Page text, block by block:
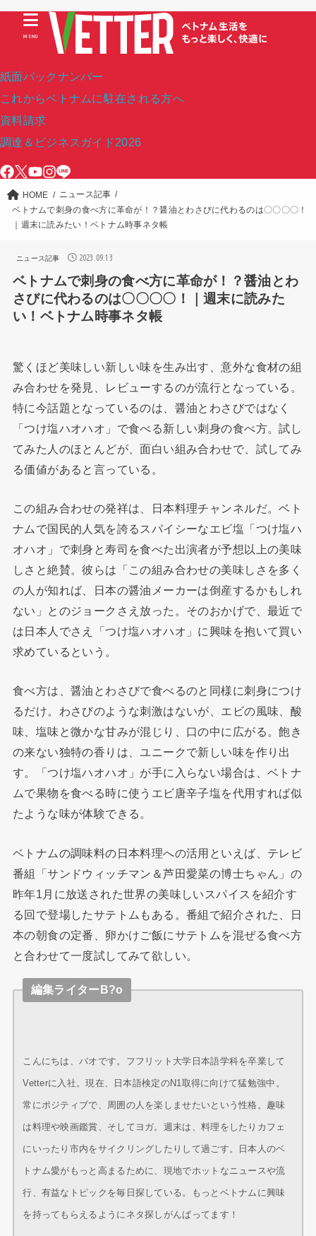
紙面バックナンバー
これからベトナムに駐在される方へ
資料請求
調達＆ビジネスガイド2026
MENU
HOME
ニュース記事
ベトナムで刺身の食べ方に革命が！？醤油とわさびに代わるのは〇〇〇〇！
｜週末に読みたい！ベトナム時事ネタ帳
ニュース記事 2023.09.13
ベトナムで刺身の食べ方に革命が！？醤油とわ
さびに代わるのは〇〇〇〇！｜週末に読みた
い！ベトナム時事ネタ帳
驚くほど美味しい新しい味を生み出す、意外な食材の組
み合わせを発見、レビューするのが流行となっている。
特に今話題となっているのは、醤油とわさびではなく
「つけ塩ハオハオ」で食べる新しい刺身の食べ方。試し
てみた人のほとんどが、面白い組み合わせで、試してみ
る価値があると言っている。
この組み合わせの発祥は、日本料理チャンネルだ。ベト
ナムで国民的人気を誇るスパイシーなエビ塩「つけ塩ハ
オハオ」で刺身と寿司を食べた出演者が予想以上の美味
しさと絶賛。彼らは「この組み合わせの美味しさを多く
の人が知れば、日本の醤油メーカーは倒産するかもしれ
ない」とのジョークさえ放った。そのおかげで、最近で
は日本人でさえ「つけ塩ハオハオ」に興味を抱いて買い
求めているという。
食べ方は、醤油とわさびで食べるのと同様に刺身につけ
るだけ。わさびのような刺激はないが、エビの風味、酸
味、塩味と微かな甘みが混じり、口の中に広がる。飽き
の来ない独特の香りは、ユニークで新しい味を作り出
す。「つけ塩ハオハオ」が手に入らない場合は、ベトナ
ムで果物を食べる時に使うエビ唐辛子塩を代用すれば似
たような味が体験できる。
ベトナムの調味料の日本料理への活用といえば、テレビ
番組「サンドウィッチマン＆芦田愛菜の博士ちゃん」の
昨年1月に放送された世界の美味しいスパイスを紹介す
る回で登場したサテトムもある。番組で紹介された、日
本の朝食の定番、卵かけご飯にサテトムを混ぜる食べ方
と合わせて一度試してみて欲しい。
編集ライターB?o
こんにちは、バオです。フフリット大学日本語学科を卒業して
Vetterに入社。現在、日本語検定のN1取得に向けて猛勉強中。
常にポジティブで、周囲の人を楽しませたいという性格。趣味
は料理や映画鑑賞、そしてヨガ。週末は、料理をしたりカフェ
にいったり市内をサイクリングしたりして過ごす。日本人のベ
トナム愛がもっと高まるために、現地でホットなニュースや流
行、有益なトピックを毎日探している。もっとベトナムに興味
を持ってもらえるようにネタ探しがんばってます！